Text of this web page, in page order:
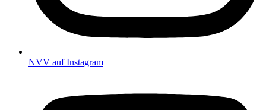
NVV auf Instagram